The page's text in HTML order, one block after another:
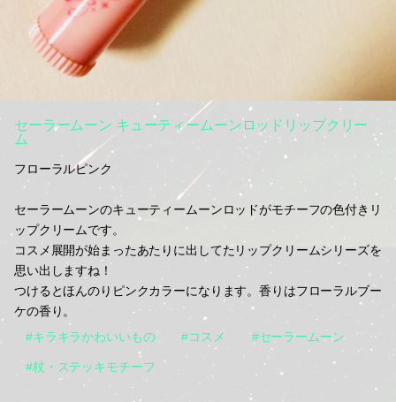
セーラームーン キューティームーンロッドリップクリー
ム
フローラルピンク
セーラームーンのキューティームーンロッドがモチーフの色付きリ
ップクリームです。
コスメ展開が始まったあたりに出してたリップクリームシリーズを
思い出しますね！
つけるとほんのりピンクカラーになります。香りはフローラルブー
ケの香り。
#キラキラかわいいもの
#コスメ #セーラームーン
#杖・ステッキモチーフ